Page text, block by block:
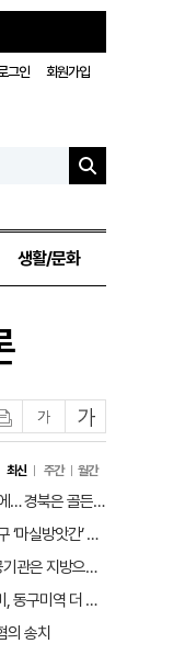
그인 회원가입
생활/문화
자크게
최신 주간 월간
뇌졸중 전문 상급종합병원 4곳 모두 대구에… 경북은 골든타임 사각지대
“참기름 짜며 되찾은 삶의 활력”…대구 중구 ‘마실방앗간’ 어르신들의 인생 2막
[특별기획-사는 곳이 계급인 나라 ⑨] 공공기관은 지방으로 왔지만, 그들이 사는 곳은 서울이었다
공항 늦어져도 길은 먼저…‘제2전성기’ 구미, 동구미역 더 절실
의 송치